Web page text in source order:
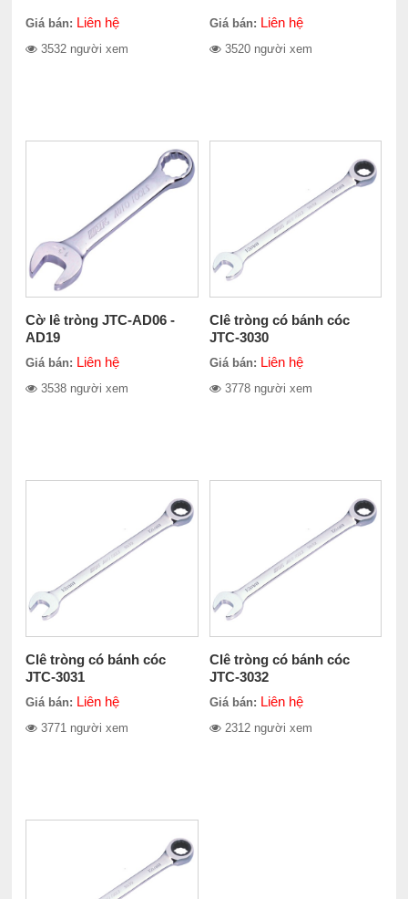
Giá bán: Liên hệ
3532 người xem
Giá bán: Liên hệ
3520 người xem
Cờ lê tròng JTC-AD06 -
AD19
Giá bán: Liên hệ
3538 người xem
Clê tròng có bánh cóc
JTC-3030
Giá bán: Liên hệ
3778 người xem
Clê tròng có bánh cóc
JTC-3031
Giá bán: Liên hệ
3771 người xem
Clê tròng có bánh cóc
JTC-3032
Giá bán: Liên hệ
2312 người xem